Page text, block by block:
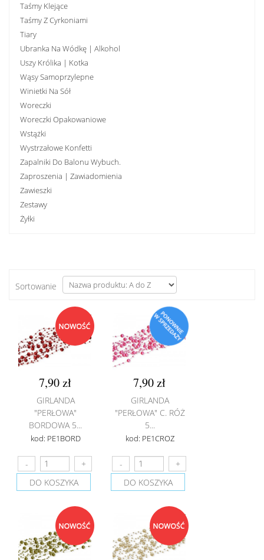
Taśmy Klejące
Taśmy Z Cyrkoniami
Tiary
Ubranka Na Wódkę | Alkohol
Uszy Królika | Kotka
Wąsy Samoprzylepne
Winietki Na Sół
Woreczki
Woreczki Opakowaniowe
Wstążki
Wystrzałowe Konfetti
Zapalniki Do Balonu Wybuch.
Zaproszenia | Zawiadomienia
Zawieszki
Zestawy
Żyłki
Sortowanie
7,90 zł
GIRLANDA
"PERŁOWA"
BORDOWA 5...
kod: PE1BORD
DO KOSZYKA
7,90 zł
GIRLANDA
"PERŁOWA" C. RÓŻ
5...
kod: PE1CROZ
DO KOSZYKA